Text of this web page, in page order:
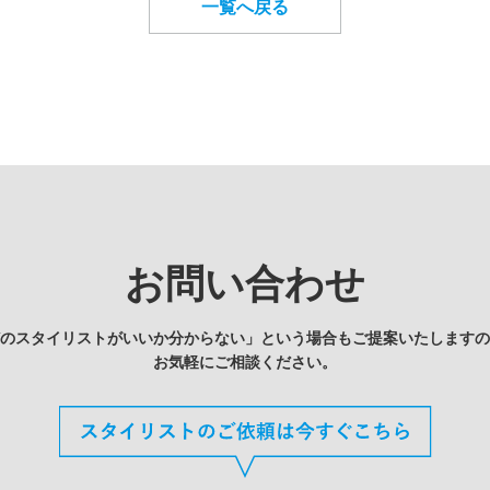
一覧へ戻る
お問い合わせ
スタイリストがいいか分からない」という場合もご提案いたします
お気軽にご相談ください。